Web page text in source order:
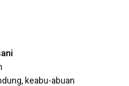
keabu-abuan